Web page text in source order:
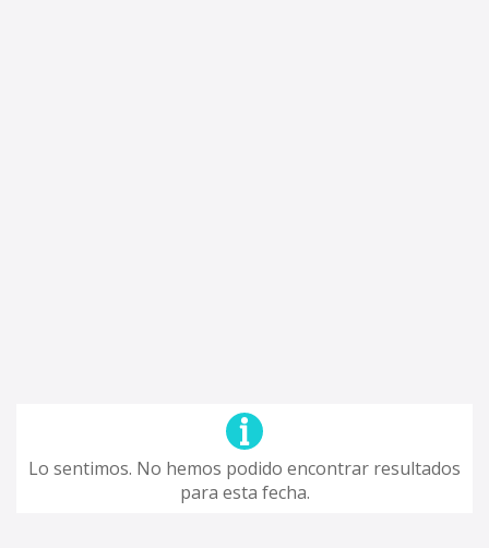
Lo sentimos. No hemos podido encontrar resultados
para esta fecha.